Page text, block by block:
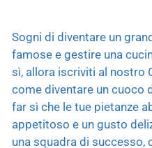
Sogni di diventare un
famose e gestire una
sì, allora iscriviti al nostro
come diventare un cuoco
far sì che le tue pietanze
appetitoso e un gusto
una squadra di